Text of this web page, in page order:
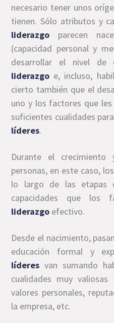
necesario tener unos
tienen. Sólo atributos y
liderazgo parecen
(capacidad personal y
desarrollar el nivel de
liderazgo e, incluso,
cierto también que el
uno y los factores que
suficientes cualidades
líderes.
Durante el crecimiento
personas, en este caso, los
lo largo de las etapas
capacidades que los
liderazgo efectivo.
Desde el nacimiento,
educación formal y
líderes van sumando
cualidades muy
valores personales,
la empresa, etc.